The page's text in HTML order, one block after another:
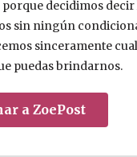
decidimos decir
sin ningún
sinceramente
puedas brindarnos.
a ZoePost